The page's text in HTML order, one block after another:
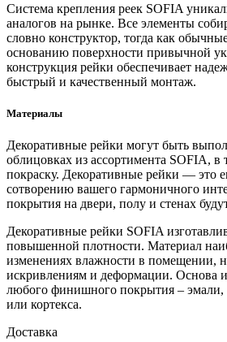
Система крепления реек SOFIA
аналогов на рынке. Все элементы
словно конструктор, тогда как
основанию поверхности привычной
конструкция рейки обеспечивает
быстрый и качественный монтаж.
Материалы
Декоративные рейки могут быть
облицовках из ассортимента SOFIA, в
покраску. Декоративные рейки — это
сотворению вашего гармоничного
покрытия на двери, полу и стенах
Декоративные рейки SOFIA
повышенной плотности. Материал
изменениях влажности в помещении,
искривлениям и деформации. Основа
любого финишного покрытия – эмали,
или кортекса.
Доставка